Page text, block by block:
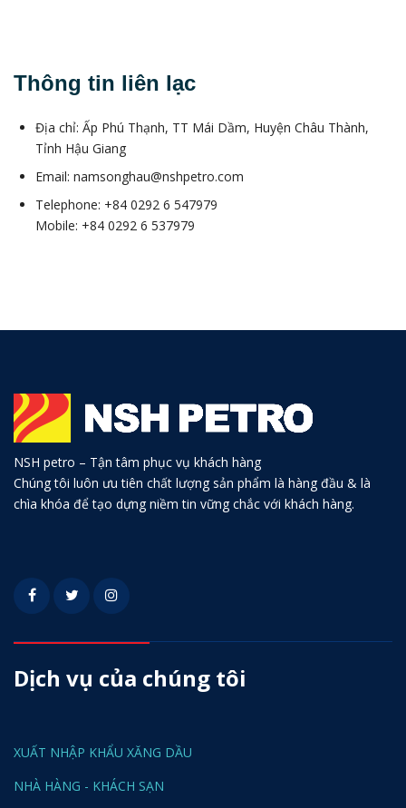
Thông tin liên lạc
Địa chỉ: Ấp Phú Thạnh, TT Mái Dầm, Huyện Châu Thành,
Tỉnh Hậu Giang
Email: namsonghau@nshpetro.com
Telephone: +84 0292 6 547979
Mobile: +84 0292 6 537979
NSH petro – Tận tâm phục vụ khách hàng
Chúng tôi luôn ưu tiên chất lượng sản phẩm là hàng đầu & là
chìa khóa để tạo dựng niềm tin vững chắc với khách hàng.
Dịch vụ của chúng tôi
XUẤT NHẬP KHẨU XĂNG DẦU
NHÀ HÀNG - KHÁCH SẠN